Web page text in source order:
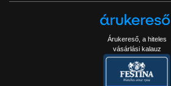
Árukereső, a hiteles
vásárlási kalauz